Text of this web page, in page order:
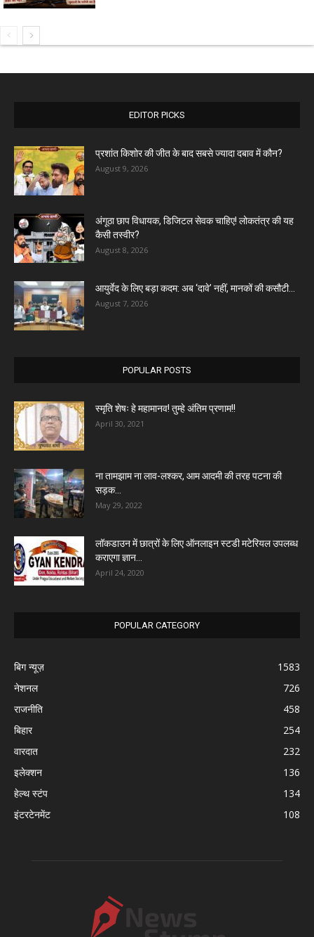
EDITOR PICKS
प्रशांत किशोर की जीत के बाद सबसे ज्यादा दबाव में कौन?
August 9, 2026
अंगूठा छाप विधायक, डिजिटल सेवक चाहिए! लोकतंत्र की यह
कैसी तस्वीर?
August 8, 2026
आयुर्वेद के लिए बड़ा कदम: अब ‘दावे’ नहीं, मानकों की कसौटी...
August 7, 2026
POPULAR POSTS
स्मृति शेषः हे महामानव! तुम्हे अंतिम प्रणाम!!
April 30, 2021
ना तामझाम ना लाव-लश्कर, आम आदमी की तरह पटना की
सड़क...
May 29, 2022
लॉकडाउन में छात्रों के लिए ऑनलाइन स्टडी मटेरियल उपलब्ध
कराएगा ज्ञान...
April 24, 2020
POPULAR CATEGORY
बिग न्यूज़
1583
नेशनल
726
राजनीति
458
बिहार
254
वारदात
232
इलेक्शन
136
हेल्थ स्टंप
134
इंटरटेनमेंट
108